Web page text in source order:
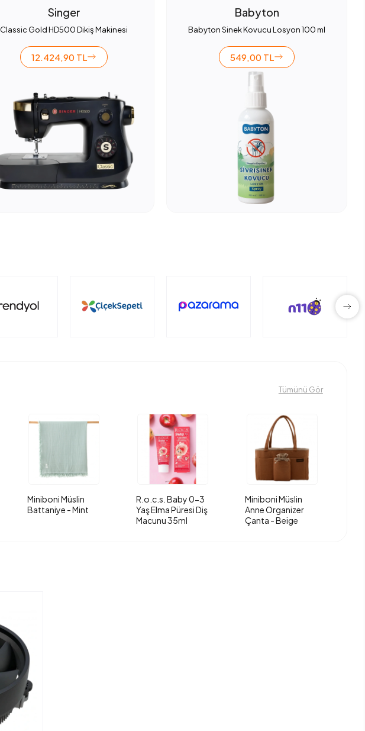
Singer
Classic Gold HD500 Dikiş Makinesi
12.424,90 TL
Babyton
Babyton Sinek Kovucu Losyon 100 ml
549,00 TL
Tümünü Gör
Miniboni Müslin
Battaniye - Mint
R.o.c.s. Baby 0-3
Yaş Elma Püresi Diş
Macunu 35ml
Miniboni Müslin
Anne Organizer
Çanta - Beige